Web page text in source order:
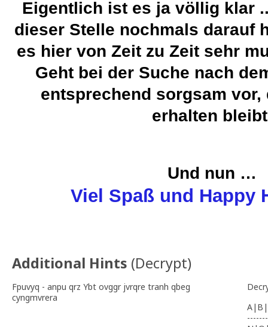
Eigentlich ist es ja völlig klar
dieser Stelle nochmals darauf
es hier von Zeit zu Zeit sehr
Geht bei der Suche nach
entsprechend sorgsam vor,
erhalten
Und nun …
Viel Spaß und Happy
Additional Hints (Decrypt)
Fpuvyq - anpu qrz Ybt ovggr jvrqre tranh qbeg
cyngmvrera